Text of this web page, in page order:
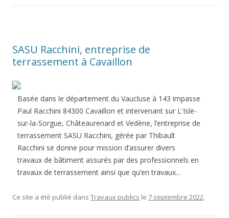
SASU Racchini, entreprise de
terrassement à Cavaillon
Basée dans le département du Vaucluse à 143 impasse
Paul Racchini 84300 Cavaillon et intervenant sur L'Isle-
sur-la-Sorgue, Châteaurenard et Vedène, l’entreprise de
terrassement SASU Racchini, gérée par Thibault
Racchini se donne pour mission d’assurer divers
travaux de bâtiment assurés par des professionnels en
travaux de terrassement ainsi que qu’en travaux…
Ce site a été publié dans Travaux publics le 7 septembre 2022.